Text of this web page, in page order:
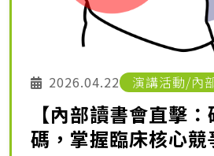
2026.04.22 演講活動/內
【內部讀書會直擊
碼，掌握臨床核心競